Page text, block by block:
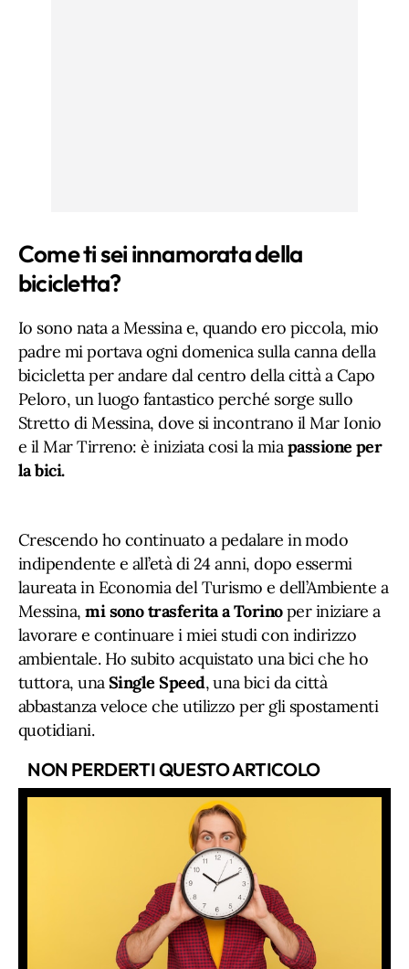
Come ti sei innamorata della
bicicletta?
Io sono nata a Messina e, quando ero piccola, mio
padre mi portava ogni domenica sulla canna della
bicicletta per andare dal centro della città a Capo
Peloro, un luogo fantastico perché sorge sullo
Stretto di Messina, dove si incontrano il Mar Ionio
e il Mar Tirreno: è iniziata cosi la miapassione per
la bici.
Crescendo ho continuato a pedalare in modo
indipendente e all’età di 24 anni, dopo essermi
laureata in Economia del Turismo e dell’Ambiente a
Messina,mi sono trasferita a Torinoper iniziare a
lavorare e continuare i miei studi con indirizzo
ambientale. Ho subito acquistato una bici che ho
tuttora, unaSingle Speed, una bici da città
abbastanza veloce che utilizzo per gli spostamenti
quotidiani.
NON PERDERTI QUESTO ARTICOLO